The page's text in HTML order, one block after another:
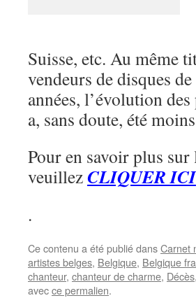
Suisse, etc. Au même
vendeurs de disques
années, l’évolution
a, sans doute, été
Pour en savoir plus
veuillezCLIQUER ICI
.
Ce contenu a été publié dansCarnet
artistes belges, Belgique, Belgique
chanteur, chanteur de charme, Décès,
avecce permalien.